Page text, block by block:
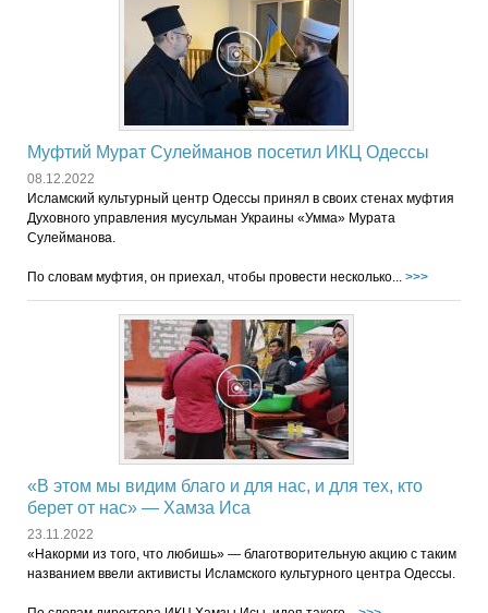
Муфтий Мурат Сулейманов посетил ИКЦ Одессы
08.12.2022
Исламский культурный центр Одессы принял в своих стенах муфтия
Духовного управления мусульман Украины «Умма» Мурата
Сулейманова.
По словам муфтия, он приехал, чтобы провести несколько... >>>
«В этом мы видим благо и для нас, и для тех, кто
берет от нас» — Хамза Иса
23.11.2022
«Накорми из того, что любишь» — благотворительную акцию с таким
названием ввели активисты Исламского культурного центра Одессы.